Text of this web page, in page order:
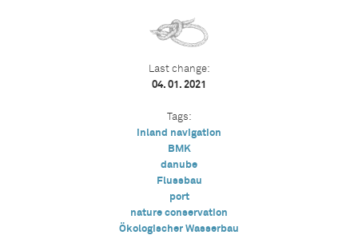
Last change:
04. 01. 2021
Tags:
inland navigation
BMK
danube
Flussbau
port
nature conservation
Ökologischer Wasserbau